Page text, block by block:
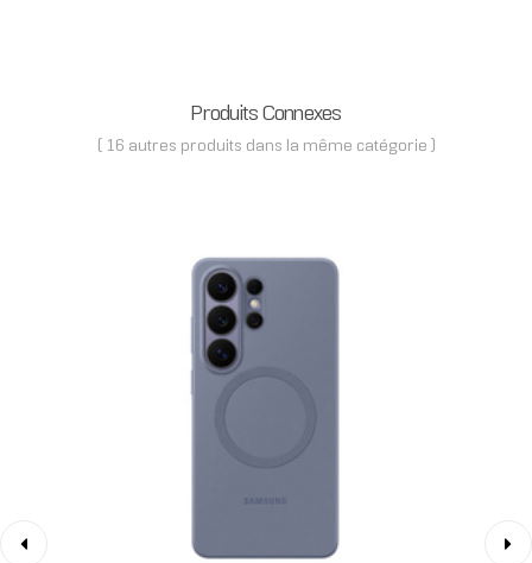
Produits Connexes
( 16 autres produits dans la même catégorie )